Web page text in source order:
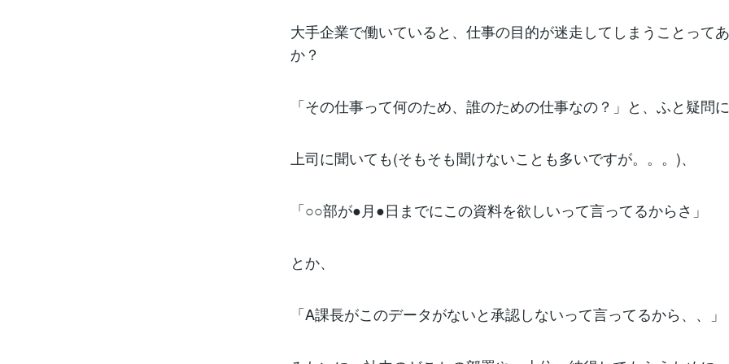
大手企業で働いていると、仕事の目的が迷走してしまうことって
か？
「その仕事って何のため、誰のための仕事なの？」と、ふと疑問に
上司に聞いても(そもそも聞けないことも多いですが。。。)、
「○○部が●月●日までにこの資料を欲しいって言ってるからさ」
とか、
「A課長がこのデータがないと承認しないって言ってるから、、」